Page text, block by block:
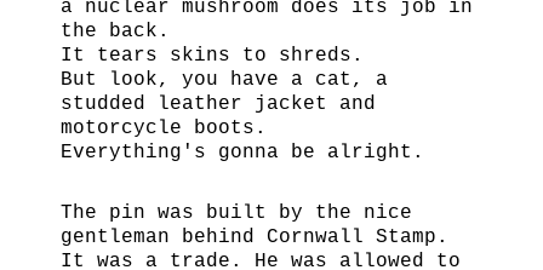
a nuclear mushroom does its job in
the back.
It tears skins to shreds.
But look, you have a cat, a
studded leather jacket and
motorcycle boots.
Everything's gonna be alright.
The pin was built by the nice
gentleman behind Cornwall Stamp.
It was a trade. He was allowed to